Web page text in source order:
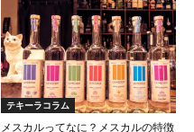
テキーラコラム
メスカルってなに？メスカルの特徴